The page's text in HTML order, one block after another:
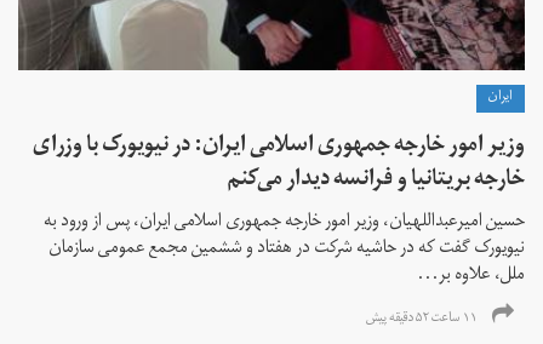
ايران
وزیر امور خارجه جمهوری اسلامی ایران: در نیویورک با وزرای
خارجه بریتانیا و فرانسه دیدار می‌کنم
حسین امیرعبداللهیان، وزیر امور خارجه جمهوری اسلامی ایران، پس از ورود به
نیویورک گفت که در حاشیه شرکت در هفتاد و ششمین مجمع عمومی سازمان
ملل، علاوه بر...
۱۱ ساعت ۵۲ دقیقه پیش